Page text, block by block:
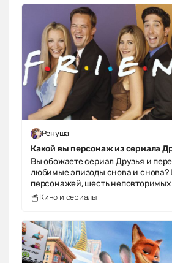
Ренуша
Какой вы персонаж из сериала
Вы обожаете сериал Друзья и
любимые эпизоды снова и снова?
персонажей, шесть неповторимых
Кино и сериалы